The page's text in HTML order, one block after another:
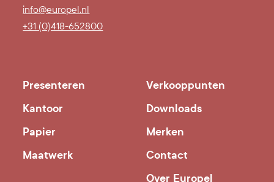
info@europel.nl
+31 (0)418-652800
Presenteren
Kantoor
Papier
Maatwerk
Verkooppunten
Downloads
Merken
Contact
Over Europel